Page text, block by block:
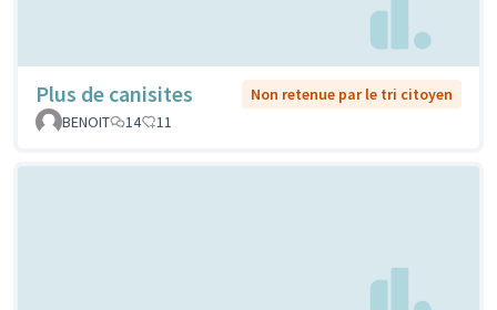
Plus de canisites
Non retenue par le tri citoyen
BENOIT
14 11